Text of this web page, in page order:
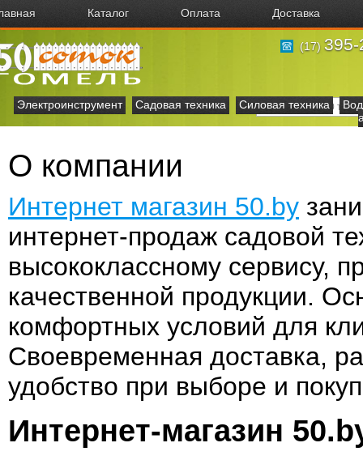
Каталог Оплата Доставка
(17) 395-
Электроинструмент Садовая техника Силовая техника
О компании
Интернет магазин 50.by
интернет-продаж садовой
высококлассному сервису,
качественной продукции.
комфортных условий для
Своевременная доставка,
удобство при выборе и
Интернет-магазин